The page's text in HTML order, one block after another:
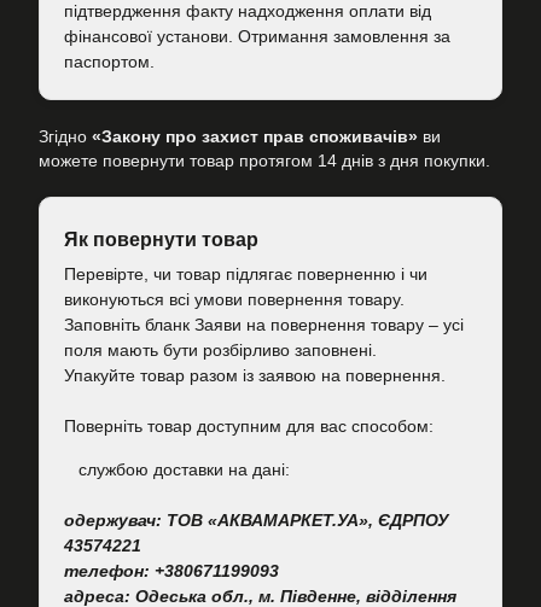
підтвердження факту надходження оплати від
фінансової установи. Отримання замовлення за
паспортом.
Згідно «Закону про захист прав споживачів» ви
можете повернути товар протягом 14 днів з дня покупки.
Як повернути товар
Перевірте, чи товар підлягає поверненню і чи
виконуються всі умови повернення товару.
Заповніть бланк Заяви на повернення товару – усі
поля мають бути розбірливо заповнені.
Упакуйте товар разом із заявою на повернення.
Поверніть товар доступним для вас способом:
cлужбою доставки на дані:
одержувач: ТОВ «АКВАМАРКЕТ.УА», ЄДРПОУ
43574221
телефон: +380671199093
адреса: Одеська обл., м. Південне, відділення